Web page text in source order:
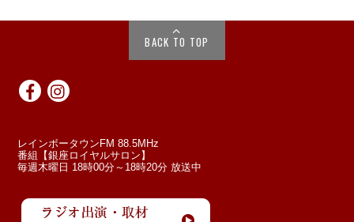
BACK TO TOP
レインボータウンFM 88.5MHz
番組【銀座ロイヤルサロン】
毎週木曜日 18時00分～18時20分 放送中